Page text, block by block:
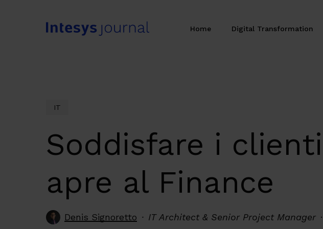
Home Digital Transformation
IT
Soddisfare i
apre al Finance
Denis Signoretto IT Architect & Senior Project Manager